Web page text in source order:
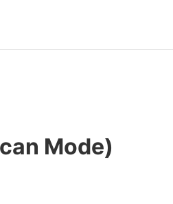
Mode)